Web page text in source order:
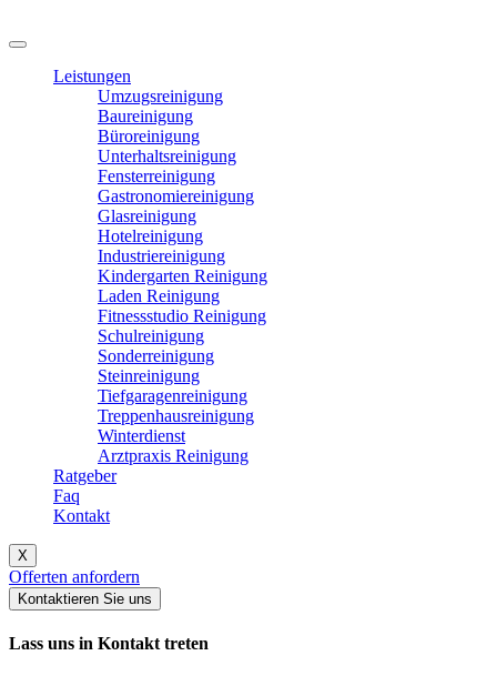
Leistungen
Umzugsreinigung
Baureinigung
Büroreinigung
Unterhaltsreinigung
Fensterreinigung
Gastronomiereinigung
Glasreinigung
Hotelreinigung
Industriereinigung
Kindergarten Reinigung
Laden Reinigung
Fitnessstudio Reinigung
Schulreinigung
Sonderreinigung
Steinreinigung
Tiefgaragenreinigung
Treppenhausreinigung
Winterdienst
Arztpraxis Reinigung
Ratgeber
Faq
Kontakt
X
Offerten anfordern
Kontaktieren Sie uns
Lass uns in Kontakt treten